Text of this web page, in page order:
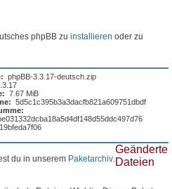
phpBB zu installieren oder zu
phpBB-3.3.17-deutsch.zip
7.67 MiB
5d5c1c395b3a3dacfb821a609751dbdf
du in unserem Paketarchiv.
Geänderte
Dateien